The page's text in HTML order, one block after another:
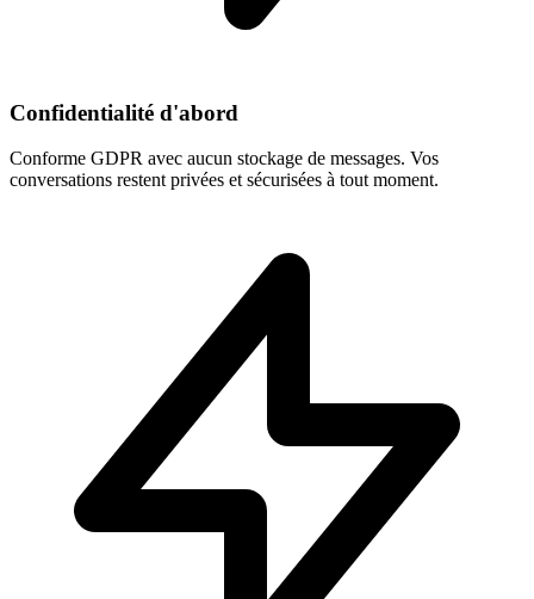
Confidentialité d'abord
Conforme GDPR avec aucun stockage de messages. Vos
conversations restent privées et sécurisées à tout moment.